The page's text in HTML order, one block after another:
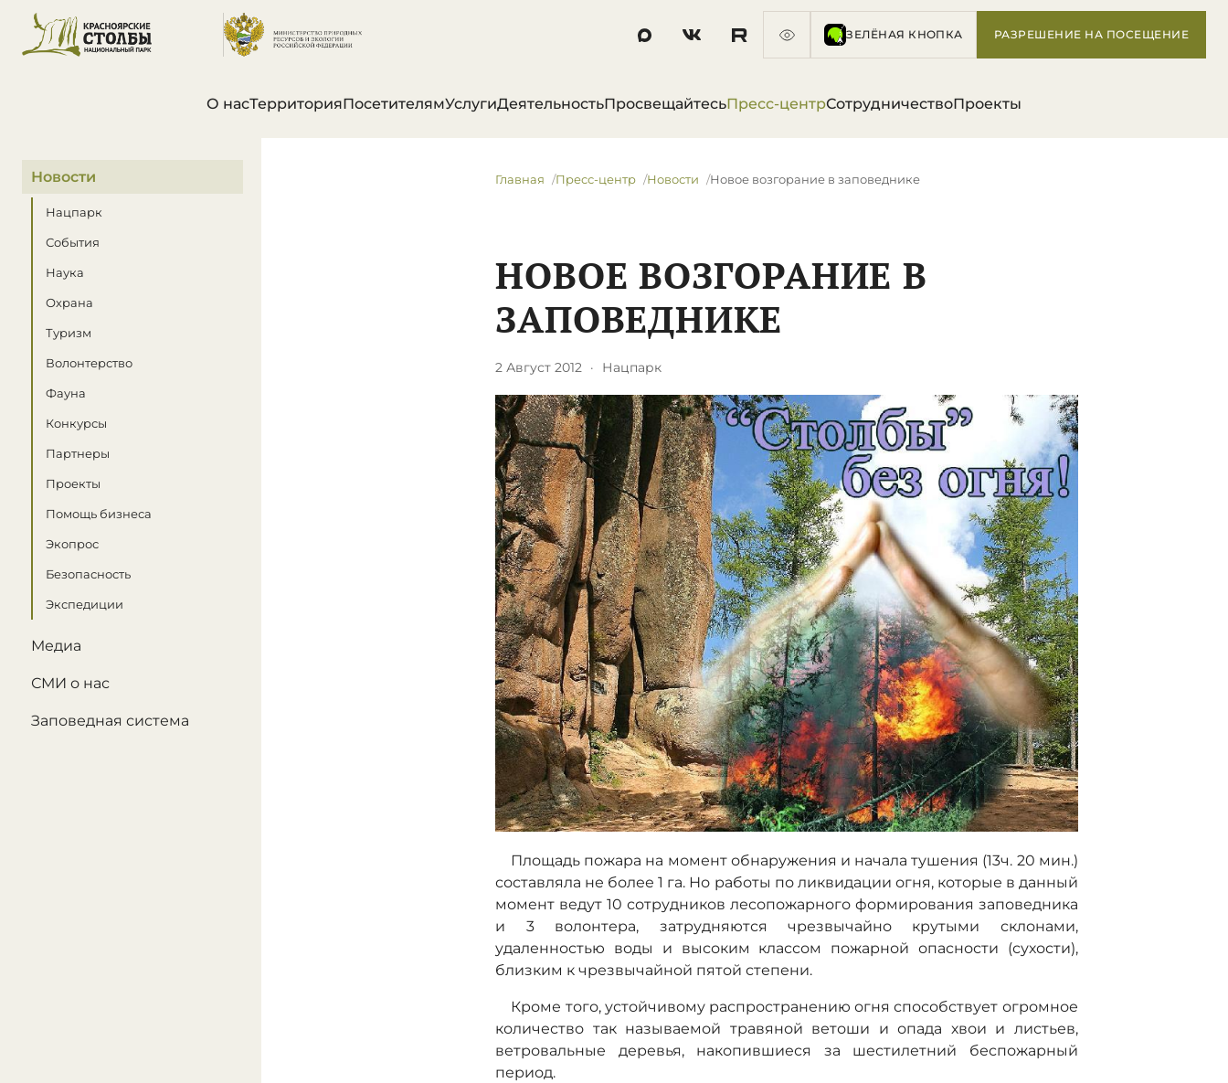
ЗЕЛЁНАЯ КНОПКА РАЗРЕШЕНИЕ НА ПОСЕЩЕНИЕ
О насТерриторияПосетителямУслугиДеятельностьПросвещайтесьПресс-центрСотрудничествоПроекты
В этом разделе
Новости
Нацпарк
События
Наука
Охрана
Туризм
Волонтерство
Фауна
Конкурсы
Партнеры
Проекты
Помощь бизнеса
Экопрос
Безопасность
Экспедиции
Медиа
СМИ о нас
Заповедная система
Главная Пресс-центр Новости Новое возгорание в заповеднике
НОВОЕ ВОЗГОРАНИЕ В
ЗАПОВЕДНИКЕ
2 Август 2012 · Нацпарк
Площадь пожара на момент обнаружения и начала тушения (13ч. 20 мин.)
составляла не более 1 га. Но работы по ликвидации огня, которые в данный
момент ведут 10 сотрудников лесопожарного формирования заповедника
и 3 волонтера, затрудняются чрезвычайно крутыми склонами,
удаленностью воды и высоким классом пожарной опасности (сухости),
близким к чрезвычайной пятой степени.
Кроме того, устойчивому распространению огня способствует огромное
количество так называемой травяной ветоши и опада хвои и листьев,
ветровальные деревья, накопившиеся за шестилетний беспожарный
период.